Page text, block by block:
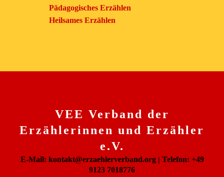
Pädagogisches Erzählen
Heilsames Erzählen
VEE Verband der
Erzählerinnen und Erzähler
e.V.
E-Mail: kontakt@erzaehlerverband.org | Telefon: +49
9123 7018776